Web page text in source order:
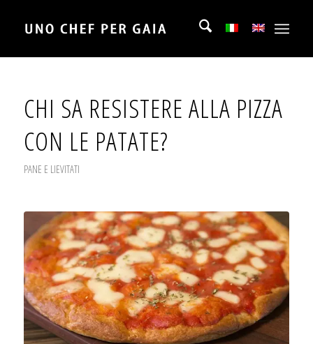
CHI SA RESISTERE ALLA PIZZA
CON LE PATATE?
PANE E LIEVITATI